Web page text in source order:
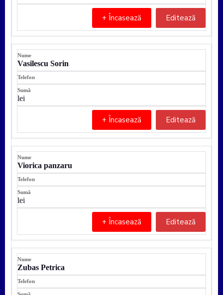
+ Încasează Editează
Vasilescu Sorin
lei
+ Încasează Editează
Viorica panzaru
lei
+ Încasează Editează
Zubas Petrica